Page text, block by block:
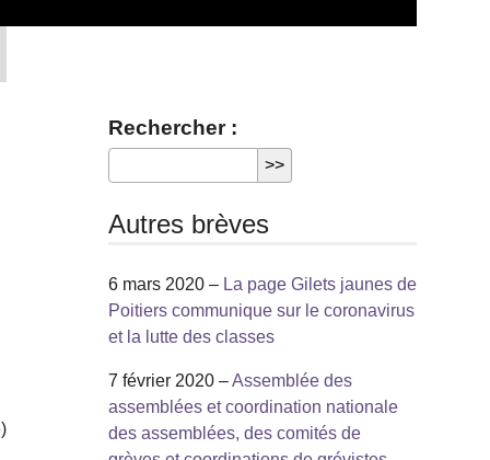
Rechercher :
Autres brèves
6 mars 2020 – La page Gilets jaunes de
Poitiers communique sur le coronavirus
et la lutte des classes
7 février 2020 –Assemblée des
assemblées et coordination nationale
des assemblées, des comités de